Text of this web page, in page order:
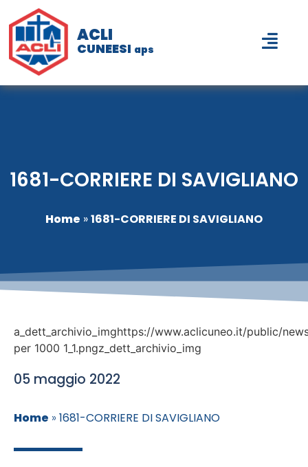
ACLI
CUNEESI aps
1681-CORRIERE DI SAVIGLIANO
Home »1681-CORRIERE DI SAVIGLIANO
a_dett_archivio_imghttps://www.aclicuneo.it/public/
per 1000 1_1.pngz_dett_archivio_img
05 maggio 2022
Home » 1681-CORRIERE DI SAVIGLIANO